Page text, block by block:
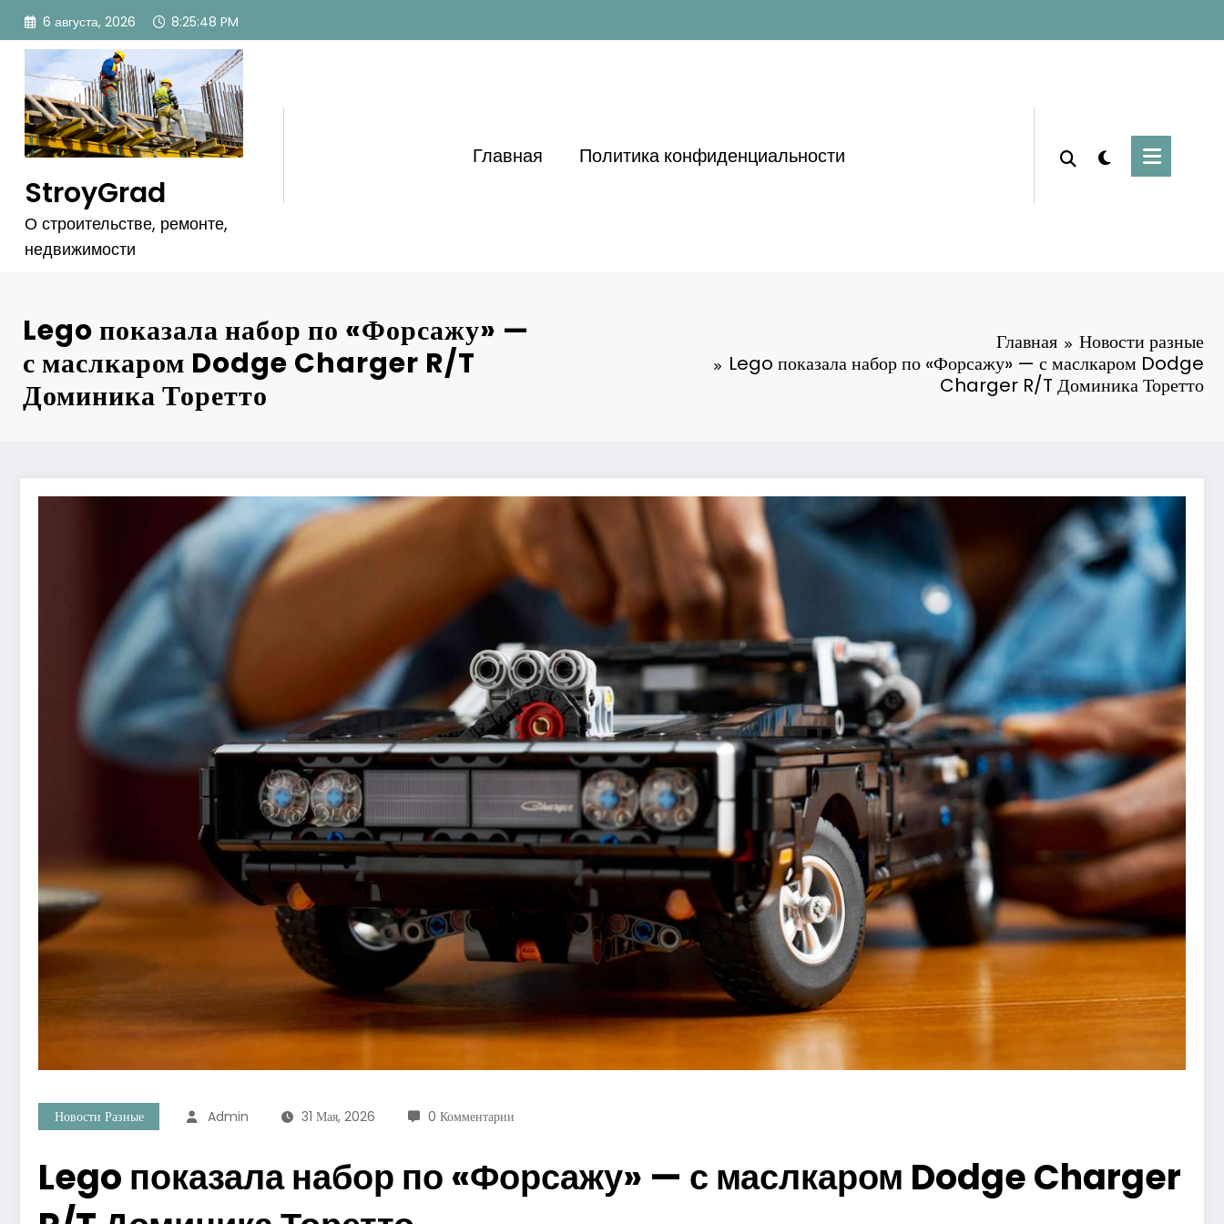
Перейти
содержимому
6 августа, 2026 8:25:52 PM
StroyGrad
О строительстве, ремонте,
недвижимости
Главная Политика конфиденциальности
Lego показала набор по «Форсажу» —
с маслкаром Dodge Charger R/T
Доминика Торетто
Главная
Новости разные
Lego показала набор по «Форсажу» — с маслкаром Dodge
Charger R/T Доминика Торетто
Новости Разные Admin 31 Мая, 2026 0 Комментарии
Lego показала набор по «Форсажу» — с маслкаром Dodge Charger